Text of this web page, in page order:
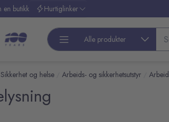
en butikk Hurtiglinker
Alle produkter
Sikkerhet og helse Arbeids- og sikkerhetsutstyr